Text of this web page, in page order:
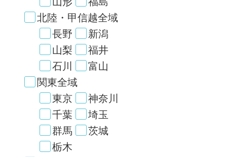
北陸・甲信越全域
長野
新潟
山梨
福井
石川
富山
関東全域
東京
神奈川
千葉
埼玉
群馬
茨城
栃木